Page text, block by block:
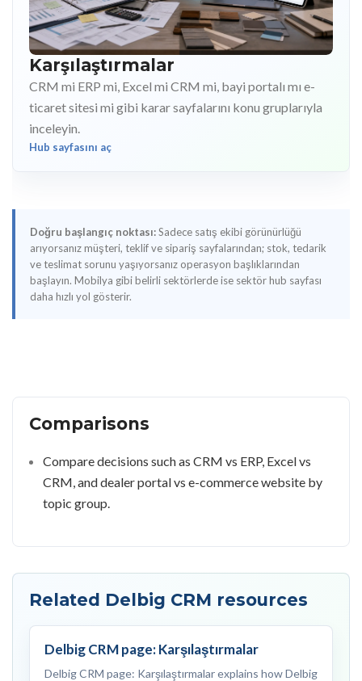
Karşılaştırmalar
CRM mi ERP mi, Excel mi CRM mi, bayi portalı mı e-
ticaret sitesi mi gibi karar sayfalarını konu gruplarıyla
inceleyin.
Hub sayfasını aç
Doğru başlangıç noktası:Sadece satış ekibi görünürlüğü
arıyorsanız müşteri, teklif ve sipariş sayfalarından; stok, tedarik
ve teslimat sorunu yaşıyorsanız operasyon başlıklarından
başlayın. Mobilya gibi belirli sektörlerde ise sektör hub sayfası
daha hızlı yol gösterir.
Comparisons
Compare decisions such as CRM vs ERP, Excel vs
CRM, and dealer portal vs e-commerce website by
topic group.
Related Delbig CRM resources
Delbig CRM page: Karşılaştırmalar
Delbig CRM page: Karşılaştırmalar explains how Delbig